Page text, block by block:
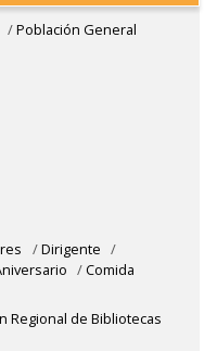
/Población General
/Dirigente /
/Comida
Regional de Bibliotecas